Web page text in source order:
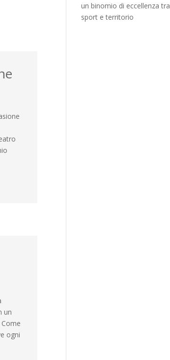
un
ogni
un binomio di eccellenza tra
sport e territorio